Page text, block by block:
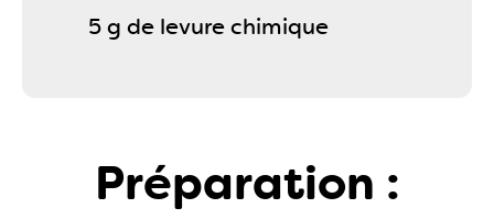
5 g de levure chimique
Préparation :